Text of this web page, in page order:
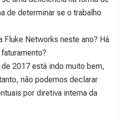
de determinar se o trabalho
Networks neste ano? Há
2017 está indo muito bem,
não podemos declarar
por diretiva interna da